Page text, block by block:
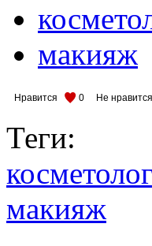
макияж
Нравится 0 Не нравится
Теги:
макияж